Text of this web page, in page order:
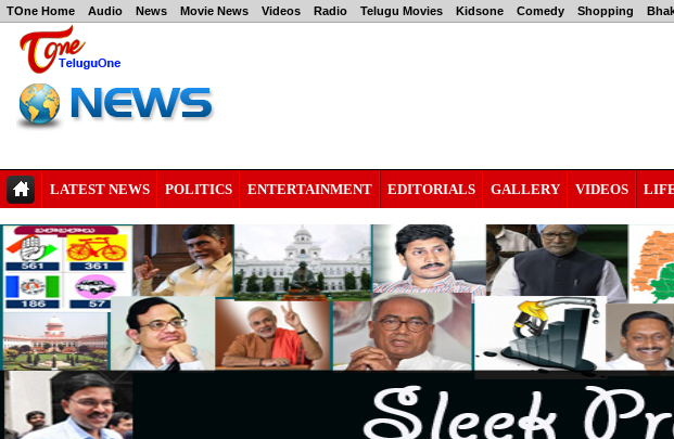
TOne Home Audio News Movie News Videos Radio Telugu Movies Kidsone Comedy Shopping
LATEST NEWS POLITICS ENTERTAINMENT EDITORIALS GALLERY VIDEOS